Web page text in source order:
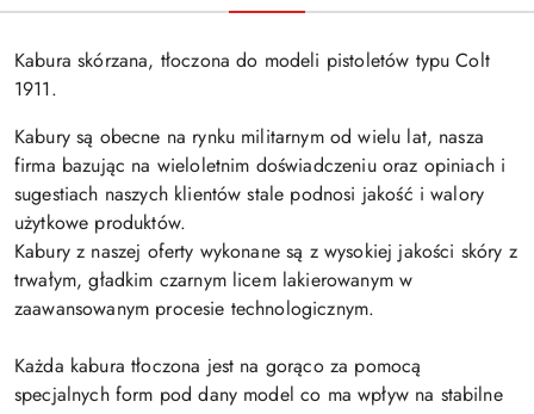
Kabura skórzana, tłoczona do modeli pistoletów typu Colt
1911.
Kabury są obecne na rynku militarnym od wielu lat, nasza
firma bazując na wieloletnim doświadczeniu oraz opiniach i
sugestiach naszych klientów stale podnosi jakość i walory
użytkowe produktów.
Kabury z naszej oferty wykonane są z wysokiej jakości skóry z
trwałym, gładkim czarnym licem lakierowanym w
zaawansowanym procesie technologicznym.
Każda kabura tłoczona jest na gorąco za pomocą
specjalnych form pod dany model co ma wpływ na stabilne